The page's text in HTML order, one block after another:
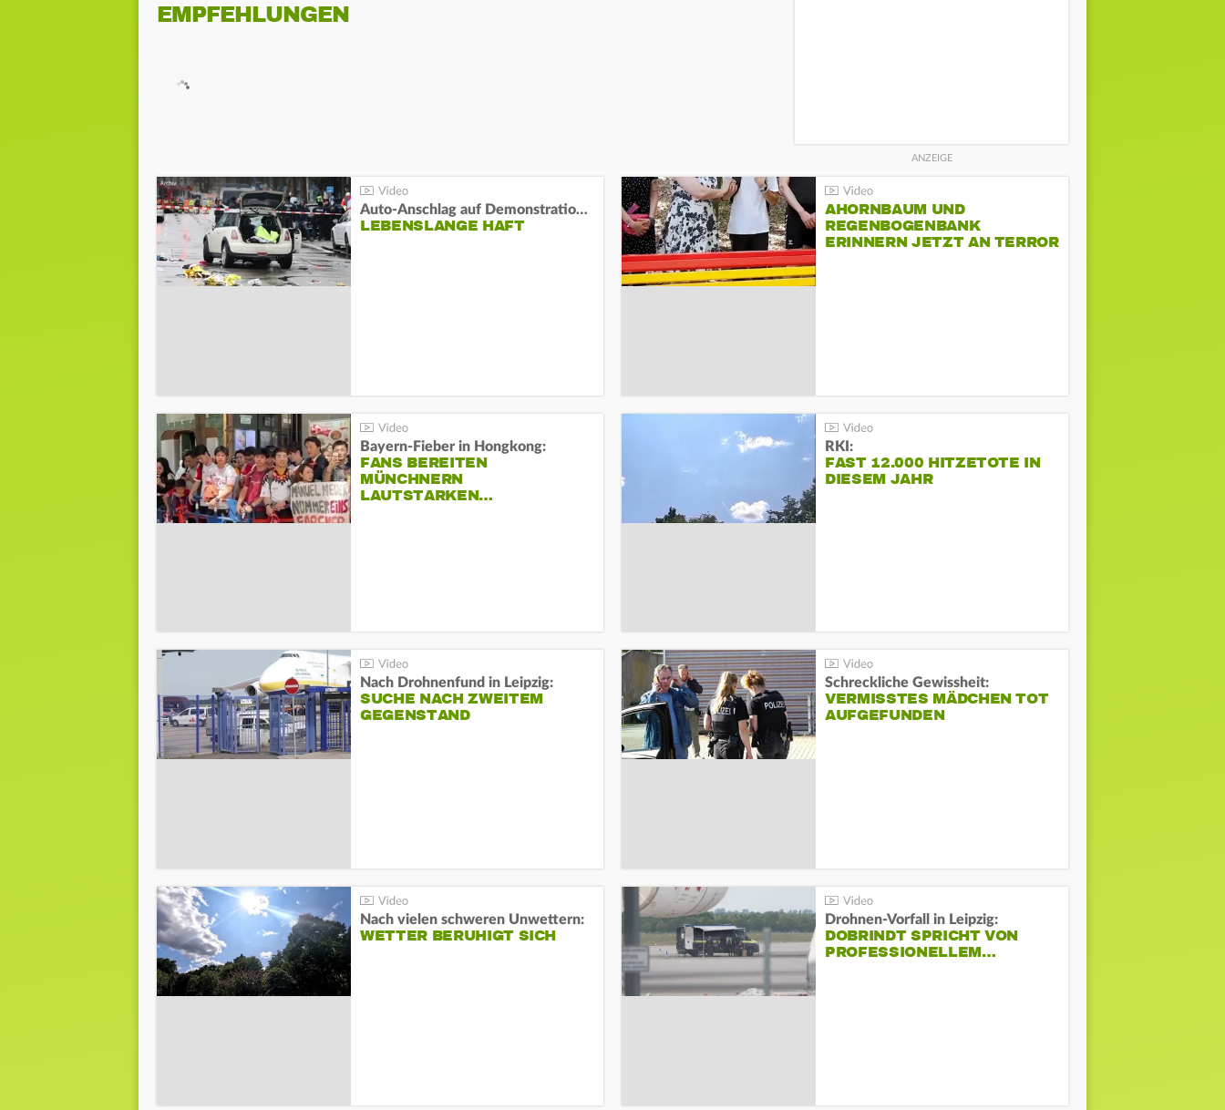
EMPFEHLUNGEN
Auto-Anschlag auf Demonstration in München:
LEBENSLANGE HAFT
AHORNBAUM UND
REGENBOGENBANK
ERINNERN JETZT AN TERROR
Bayern-Fieber in Hongkong:
FANS BEREITEN
MÜNCHNERN
LAUTSTARKEN…
RKI:
FAST 12.000 HITZETOTE IN
DIESEM JAHR
Nach Drohnenfund in Leipzig:
SUCHE NACH ZWEITEM
GEGENSTAND
Schreckliche Gewissheit:
VERMISSTES MÄDCHEN TOT
AUFGEFUNDEN
Nach vielen schweren Unwettern:
WETTER BERUHIGT SICH
Drohnen-Vorfall in Leipzig:
DOBRINDT SPRICHT VON
PROFESSIONELLEM…